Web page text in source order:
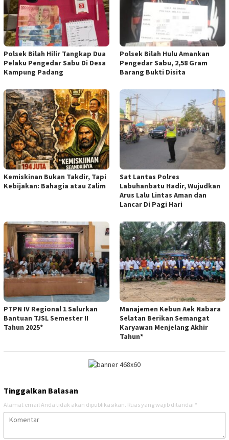
Polsek Bilah Hilir Tangkap Dua
Pelaku Pengedar Sabu Di Desa
Kampung Padang
Polsek Bilah Hulu Amankan
Pengedar Sabu, 2,58 Gram
Barang Bukti Disita
Kemiskinan Bukan Takdir, Tapi
Kebijakan: Bahagia atau Zalim
Sat Lantas Polres
Labuhanbatu Hadir, Wujudkan
Arus Lalu Lintas Aman dan
Lancar Di Pagi Hari
PTPN IV Regional 1 Salurkan
Bantuan TJSL Semester II
Tahun 2025*
Manajemen Kebun Aek Nabara
Selatan Berikan Semangat
Karyawan Menjelang Akhir
Tahun*
Tinggalkan Balasan
Alamat email Anda tidak akan dipublikasikan. Ruas yang wajib ditandai *